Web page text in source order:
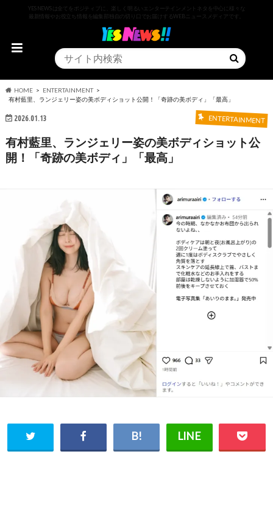
YESNEWSは全てをポジティブに、楽しく明るいエンターテインメントネタを中心に様々な
最新情報やお役立ち情報を編集部独自の切り口でお届けするWEBニュースメディアです。
HOME
ENTERTAINMENT
有村藍里、ランジェリー姿の美ボディショット公開！「奇跡の美ボディ」「最高」
2026.01.13 ENTERTAINMENT
有村藍里、ランジェリー姿の美ボディショット公
開！「奇跡の美ボディ」「最高」